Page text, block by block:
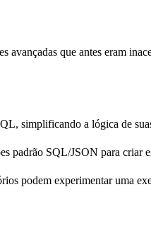
que antes eram
simplificando a lógica de
padrão SQL/JSON para criar
podem experimentar uma